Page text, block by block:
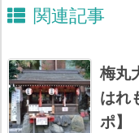
関連記事
梅丸
はれ
ポ】